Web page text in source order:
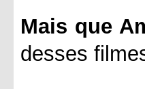
Mais que
desses